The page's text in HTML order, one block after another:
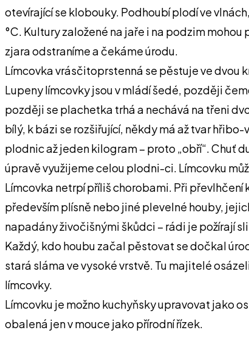
otevírající se klobouky. Podhoubí plodí ve
°C. Kultury založené na jaře i na podzim
zjara odstraníme a čekáme úrodu.
Límcovka vrásčitoprstenná se pěstuje ve dvou
Lupeny límcovky jsou v mládí šedé, později
později se plachetka trhá a nechává na třeni
bílý, k bázi se rozšiřující, někdy má až tvar
plodnic až jeden kilogram – proto „obří“. Chuť
úpravě využijeme celou plodni-ci. Límcovku
Límcovka netrpí příliš chorobami. Při
především plísně nebo jiné plevelné houby,
napadány živočišnými škůdci – rádi je požírají
Každý, kdo houbu začal pěstovat se dočkal
stará sláma ve vysoké vrstvě. Tu majitelé
límcovky.
Límcovku je možno kuchyňsky upravovat jako
obalená jen v mouce jako přírodní řízek.